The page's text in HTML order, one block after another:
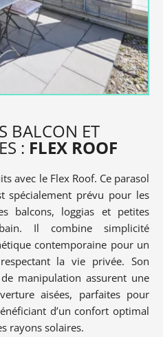
BALCON ET
: FLEX ROOF
avec le Flex Roof. Ce parasol
spécialement prévu pour les
balcons, loggias et petites
Il combine simplicité
contemporaine pour un
la vie privée. Son
manipulation assurent une
aisées, parfaites pour
d’un confort optimal
rayons solaires.